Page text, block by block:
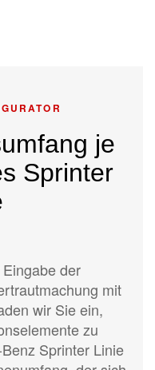
je
Sprinter
der
mit
wir Sie ein,
zu
Sprinter Linie